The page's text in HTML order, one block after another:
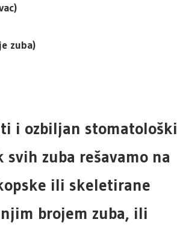
zuba)
i ozbiljan stomatološki
zuba rešavamo na
ili skeletirane
brojem zuba, ili